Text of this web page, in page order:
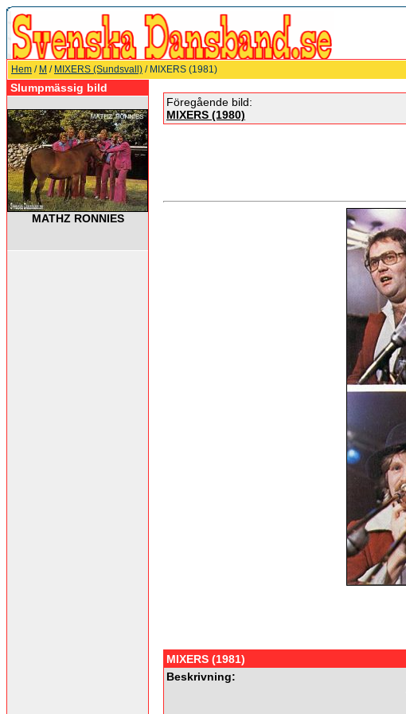
Hem / M / MIXERS (Sundsvall) / MIXERS (1981)
Slumpmässig bild
MATHZ RONNIES
Föregående bild:
MIXERS (1980)
MIXERS (1981)
Beskrivning: